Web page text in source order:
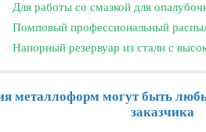
Для работы со смазкой для
Помповый профессиональный
Напорный резервуар из стали с
металлоформ могут быть
заказчика